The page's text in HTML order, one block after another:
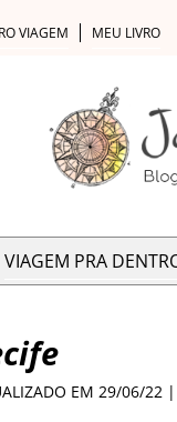
VIAGEM MEU LIVRO
VIAGEM PRA
EM 29/06/22 |